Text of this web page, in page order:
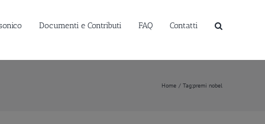
Documenti e Contributi FAQ Contatti
Home Tag:premi nobel